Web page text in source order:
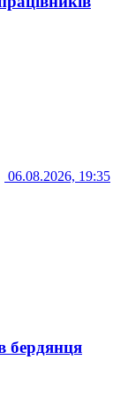
06.08.2026, 19:35
бердянця